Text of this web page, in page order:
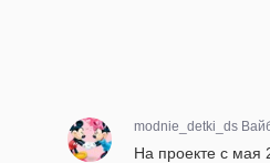
modnie_detki_ds
На проекте с мая